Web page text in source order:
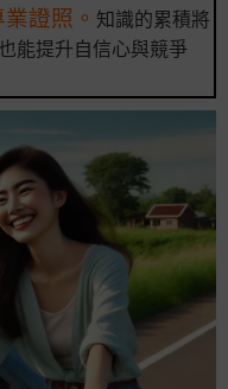
證照。 知識的累積將
能提升自信心與競爭